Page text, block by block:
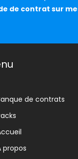
de contrat sur
de contrats
propos